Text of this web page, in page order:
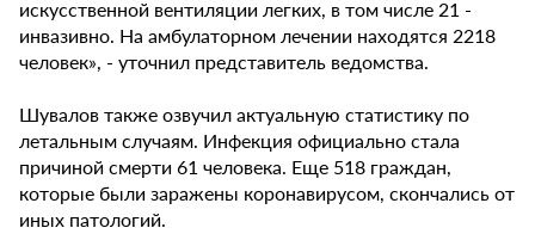
искусственной вентиляции легких, в том числе 21 -
инвазивно. На амбулаторном лечении находятся 2218
человек», - уточнил представитель ведомства.
Шувалов также озвучил актуальную статистику по
летальным случаям. Инфекция официально стала
причиной смерти 61 человека. Еще 518 граждан,
которые были заражены коронавирусом, скончались от
иных патологий.